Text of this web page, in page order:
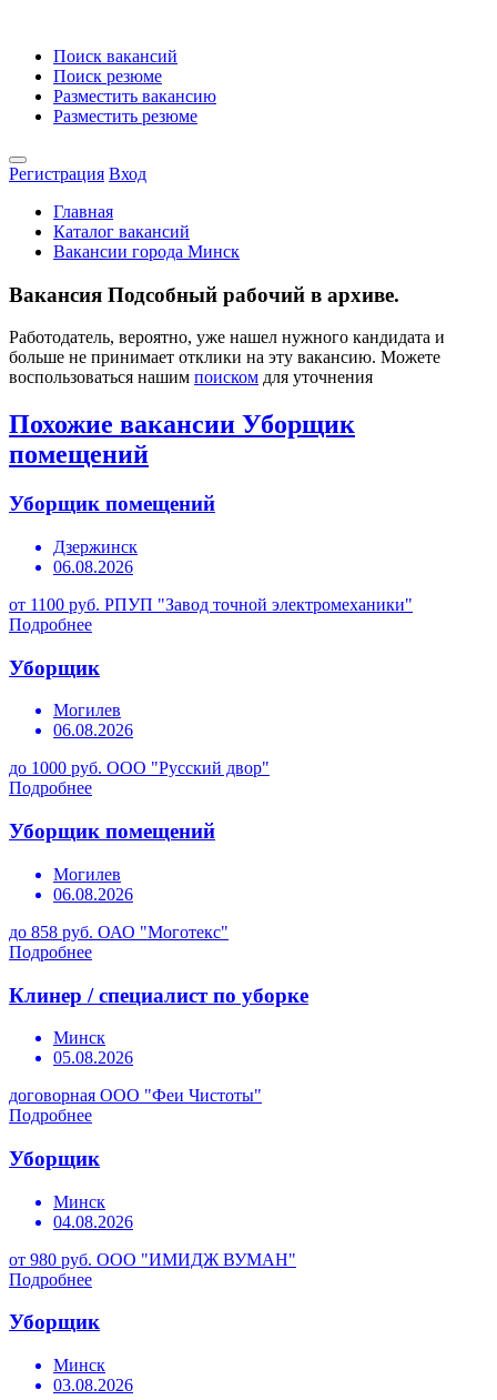
Поиск вакансий
Поиск резюме
Разместить вакансию
Разместить резюме
Регистрация Вход
Главная
Каталог вакансий
Вакансии города Минск
Вакансия Подсобный рабочий в архиве.
Работодатель, вероятно, уже нашел нужного кандидата и
больше не принимает отклики на эту вакансию. Можете
воспользоваться нашим поиском для уточнения
Похожие вакансии Уборщик
помещений
Уборщик помещений
Дзержинск
06.08.2026
от 1100 руб. РПУП "Завод точной электромеханики"
Подробнее
Уборщик
Могилев
06.08.2026
до 1000 руб. ООО "Русский двор"
Подробнее
Уборщик помещений
Могилев
06.08.2026
до 858 руб. ОАО "Моготекс"
Подробнее
Клинер / специалист по уборке
Минск
05.08.2026
договорная ООО "Феи Чистоты"
Подробнее
Уборщик
Минск
04.08.2026
от 980 руб. ООО "ИМИДЖ ВУМАН"
Подробнее
Уборщик
Минск
03.08.2026